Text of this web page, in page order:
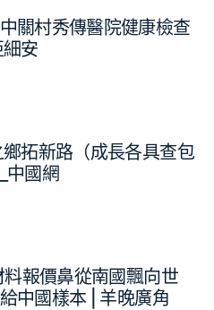
關村秀傳醫院健康檢查
安
拓新路（成長各具查包
中國網
報價鼻從南國飄向世
中國樣本 | 羊晚廣角